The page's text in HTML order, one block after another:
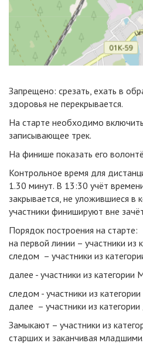
Запрещено: срезать, ехать в
здоровья не перекрывается.
На старте необходимо
записывающее трек.
На финише показать его
Контрольное время для
1.30 минут. В 13:30 учёт
закрывается, не уложившиеся в
участники финишируют вне
Порядок построения на старте:
на первой линии – участники
следом – участники из
далее - участники из
следом - участники из
далее – участники из
Замыкают – участники из
старших и заканчивая младшими.